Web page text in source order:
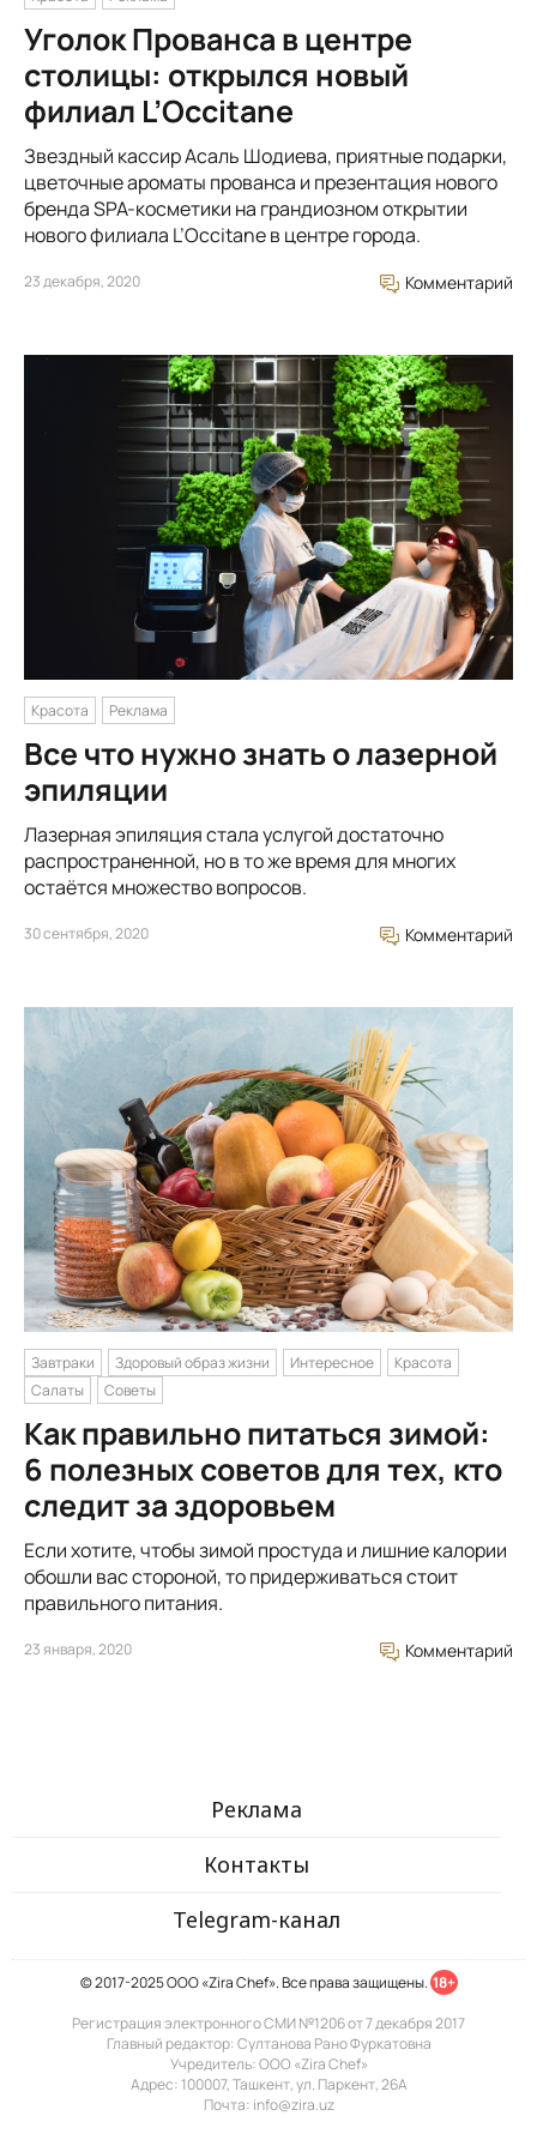
Уголок Прованса в центре
столицы: открылся новый
филиал L’Occitane
Звездный кассир Асаль Шодиева, приятные подарки,
цветочные ароматы прованса и презентация нового
бренда SPA-косметики на грандиозном открытии
нового филиала L’Occitane в центре города.
23 декабря, 2020 Комментарий
Красота Реклама
Все что нужно знать о лазерной
эпиляции
Лазерная эпиляция стала услугой достаточно
распространенной, но в то же время для многих
остаётся множество вопросов.
30 сентября, 2020 Комментарий
Завтраки Здоровый образ жизни Интересное
Красота
Салаты
Советы
Как правильно питаться зимой:
6 полезных советов для тех, кто
следит за здоровьем
Если хотите, чтобы зимой простуда и лишние калории
обошли вас стороной, то придерживаться стоит
правильного питания.
23 января, 2020 Комментарий
Реклама
Контакты
Telegram-канал
© 2017-2025 ООО «Zira Chef». Все права защищены. 18+
Регистрация электронного СМИ №1206 от 7 декабря 2017
Главный редактор: Султанова Рано Фуркатовна
Учредитель: ООО «Zira Chef»
Адрес: 100007, Ташкент, ул. Паркент, 26А
Почта: info@zira.uz